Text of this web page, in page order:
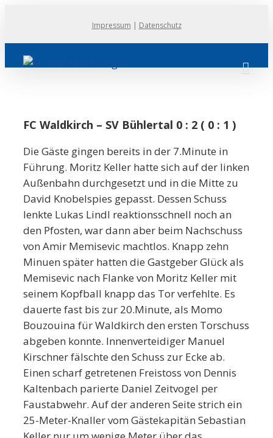
springen
Impressum | Datenschutz
FC Waldkirch – SV Bühlertal 0 : 2 ( 0 : 1 )
Die Gäste gingen bereits in der 7.Minute in
Führung. Moritz Keller hatte sich auf der linken
Außenbahn durchgesetzt und in die Mitte zu
David Knobelspies gepasst. Dessen Schuss
lenkte Lukas Lindl reaktionsschnell noch an
den Pfosten, war dann aber beim Nachschuss
von Amir Memisevic machtlos. Knapp zehn
Minuen später hatten die Gastgeber Glück als
Memisevic nach Flanke von Moritz Keller mit
seinem Kopfball knapp das Tor verfehlte. Es
dauerte fast bis zur 20.Minute, als Momo
Bouzouina für Waldkirch den ersten Torschuss
abgeben konnte. Innenverteidiger Manuel
Kirschner fälschte den Schuss zur Ecke ab.
Einen scharf getretenen Freistoss von Dennis
Kaltenbach parierte Daniel Zeitvogel per
Faustabwehr. Auf der anderen Seite strich ein
25-Meter-Knaller vom Gästekapitän Sebastian